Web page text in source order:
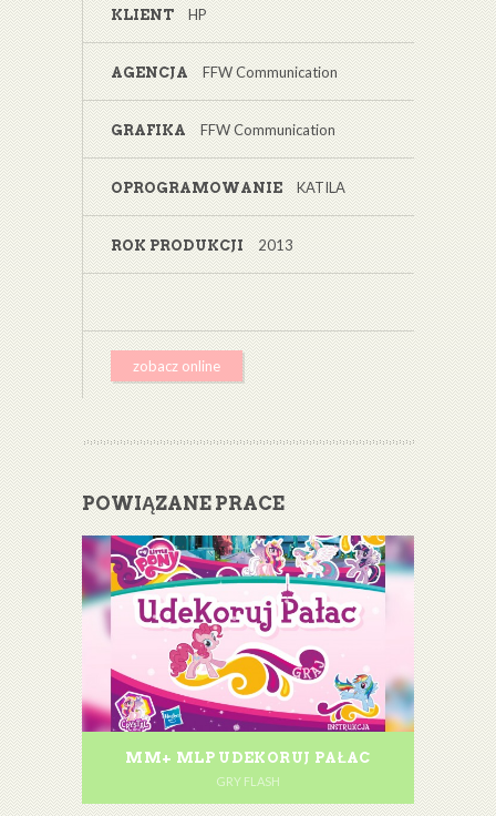
KLIENT HP
AGENCJA FFW Communication
GRAFIKA FFW Communication
OPROGRAMOWANIE KATILA
ROK PRODUKCJI 2013
zobacz online
POWIĄZANE PRACE
MM+ MLP UDEKORUJ PAŁAC
GRY FLASH